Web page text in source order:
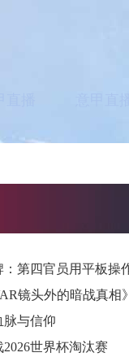
镜头外的暗战真相》
脉与信仰
世界杯淘汰赛